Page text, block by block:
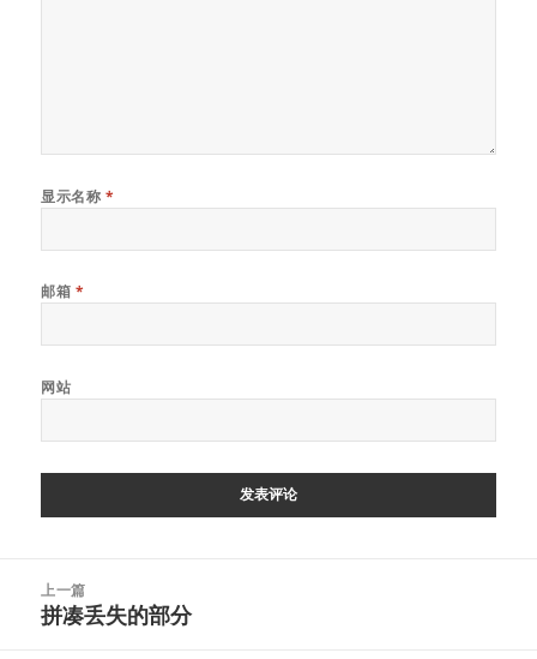
显示名称 *
邮箱 *
网站
上一篇
上
拼凑丢失的部分